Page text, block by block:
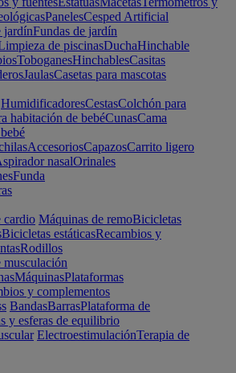
PanelesCesped Artificial
jardínFundas de jardín
de piscinasDuchaHinchable
ToboganesHinchablesCasitas
JaulasCasetas para mascotas
HumidificadoresCestasColchón para
habitación de bebéCunasCama
AccesoriosCapazosCarrito ligero
nasalOrinales
Funda
cardio Máquinas de remoBicicletas
Bicicletas estáticasRecambios y
Rodillos
MáquinasPlataformas
y complementos
BandasBarrasPlataforma de
y esferas de equilibrio
ElectroestimulaciónTerapia de